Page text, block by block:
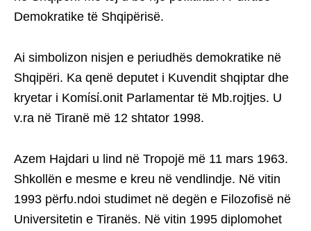
Demokratike të Shqipërisë.
Ai simbolizon nisjen e periudhës demokratike në
Shqipëri. Ka qenë deputet i Kuvendit shqiptar dhe
kryetar i Komίsί.onit Parlamentar të Mb.rojtjes. U
v.ra në Tiranë më 12 shtator 1998.
Azem Hajdari u lind në Tropojë më 11 mars 1963.
Shkollën e mesme e kreu në vendlindje. Në vitin
1993 përfυ.ndoi studimet në degën e Filozofisë në
Universitetin e Tiranës. Në vitin 1995 diplomohet